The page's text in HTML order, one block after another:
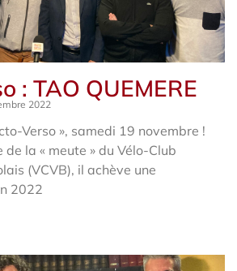
: TAO QUEMERE
2022
Verso », samedi 19 novembre !
la « meute » du Vélo-Club
(VCVB), il achève une
2022